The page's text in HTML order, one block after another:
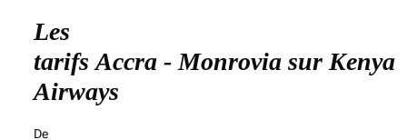
Les
tarifs Accra - Monrovia sur Kenya
Airways
De